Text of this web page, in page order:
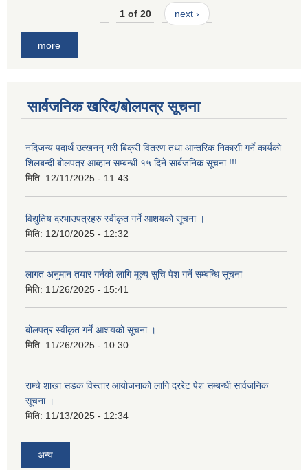
1 of 20 next ›
more
सार्वजनिक खरिद/बोलपत्र सूचना
नदिजन्य पदार्थ उत्खनन् गरी बिक्री वितरण तथा आन्तरिक निकासी गर्ने कार्यको
शिलबन्दी बोलपत्र आब्हान सम्बन्धी १५ दिने सार्बजनिक सूचना !!!
मिति: 12/11/2025 - 11:43
विद्युतिय दरभाउपत्रहरु स्वीकृत गर्ने आशयको सूचना ।
मिति: 12/10/2025 - 12:32
लागत अनुमान तयार गर्नकाे लागि मूल्य सुचि पेश गर्ने सम्बन्धि सूचना
मिति: 11/26/2025 - 15:41
बोलपत्र स्वीकृत गर्ने आशयको सूचना ।
मिति: 11/26/2025 - 10:30
राम्चे शाखा सडक विस्तार आयोजनाको लागि दररेट पेश सम्बन्धी सार्वजनिक
सूचना ।
मिति: 11/13/2025 - 12:34
अन्य